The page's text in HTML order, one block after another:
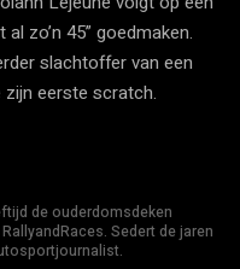
zo’n 45” goedmaken.
slachtoffer van een
zijn eerste scratch.
de ouderdomsdeken
Sedert de jaren